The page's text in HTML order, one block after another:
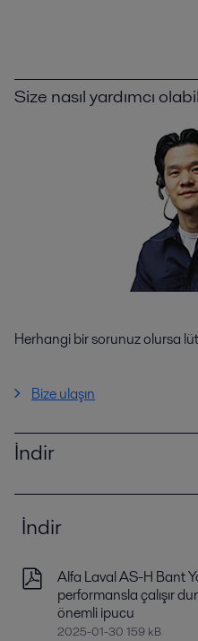
Size nasıl yardımcı
Herhangi bir sorunuz olursa
Bize ulaşın
İndir
İndir
Alfa Laval AS-H Bant
performansla çalışır
önemli ipucu
2025-01-30 159 kB